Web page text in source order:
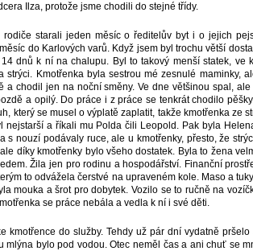
Ilza, protože jsme chodili do stejné třídy.
starali jeden měsíc o ředitelův byt i o jejich
do Karlových varů. Když jsem byl trochu větší
dnů k ní na chalupu. Byl to takový menší statek, ve
strýci. Kmotřenka byla sestrou mé zesnulé maminky,
a chodil jen na noční směny. Ve dne většinou spal,
a opilý. Do práce i z práce se tenkrát chodilo
který se musel o výplatě zaplatit, takže kmotřenka ze
nejstarší a říkali mu Polda čili Leopold. Pak byla
s nouzí podávaly ruce, ale u kmotřenky, přesto, že
díky kmotřenky bylo všeho dostatek. Byla to žena
Žila jen pro rodinu a hospodářství. Finanční
to odvážela čerstvé na upraveném kole. Maso a
mouka a šrot pro dobytek. Vozilo se to ručně na
se práce nebála a vedla k ní i své děti.
kmotřence do služby. Tehdy už pár dní vydatně
mlýna bylo pod vodou. Otec neměl čas a ani chuť se